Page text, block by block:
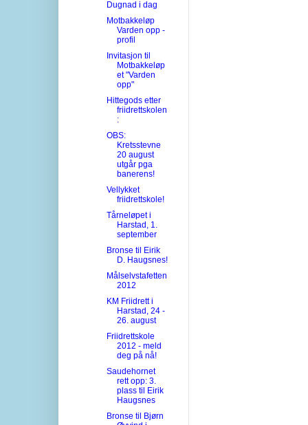
Dugnad i dag
Motbakkeløp
Varden opp -
profil
Invitasjon til
Motbakkeløp
et "Varden
opp"
Hittegods etter
friidrettskolen
:
OBS:
Kretsstevne
20 august
utgår pga
banerens!
Vellykket
friidrettskole!
Tårneløpet i
Harstad, 1.
september
Bronse til Eirik
D. Haugsnes!
Målselvstafetten
2012
KM Friidrett i
Harstad, 24 -
26. august
Friidrettskole
2012 - meld
deg på nå!
Saudehornet
rett opp: 3.
plass til Eirik
Haugsnes
Bronse til Bjørn